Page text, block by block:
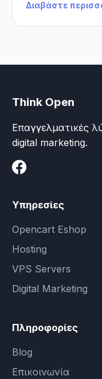
για να αυξήσει
Διαβάστε
Think Open
Επαγγελματικές
digital marketing.
Υπηρεσίες
Opencart Eshop
Hosting
VPS Servers
Digital Marketing
Πληροφορίες
Blog
Επικοινωνία